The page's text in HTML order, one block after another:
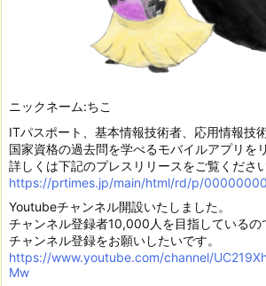
ニックネーム:ちこ
ITパスポート、基本情報技術者、応用情報技
国家資格の過去問を学べるモバイルアプリを
詳しくは下記のプレスリリースをご覧ください
https://prtimes.jp/main/html/rd/p/
Youtubeチャンネル開設いたしました。
チャンネル登録者10,000人を目指しているの
チャンネル登録をお願いしたいです。
https://www.youtube.com/channel/
Mw